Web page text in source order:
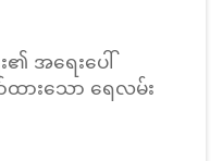
အရေးပေါ်
ထားသော ရေလမ်း
တုပြောင်းလဲမှုနှင့်
စိန်ခေါ်မှုများ ယနေ့